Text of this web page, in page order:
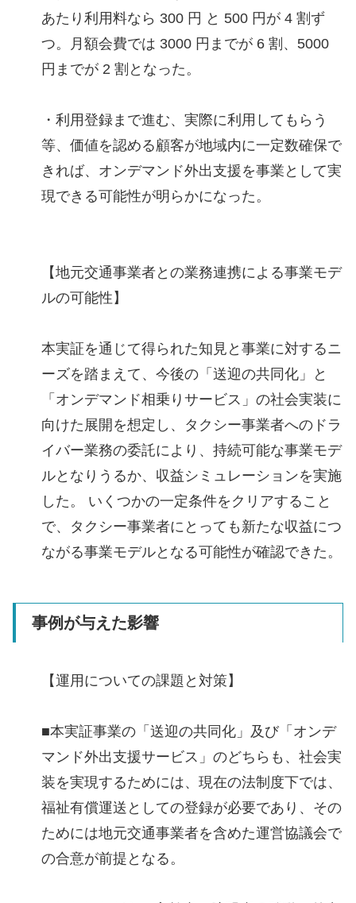
あたり利用料なら 300 円 と 500 円が 4 割ず
つ。月額会費では 3000 円までが 6 割、5000
円までが 2 割となった。
・利用登録まで進む、実際に利用してもらう
等、価値を認める顧客が地域内に一定数確保で
きれば、オンデマンド外出支援を事業として実
現できる可能性が明らかになった。
【地元交通事業者との業務連携による事業モデ
ルの可能性】
本実証を通じて得られた知見と事業に対するニ
ーズを踏まえて、今後の「送迎の共同化」と
「オンデマンド相乗りサービス」の社会実装に
向けた展開を想定し、タクシー事業者へのドラ
イバー業務の委託により、持続可能な事業モデ
ルとなりうるか、収益シミュレーションを実施
した。 いくつかの一定条件をクリアすること
で、タクシー事業者にとっても新たな収益につ
ながる事業モデルとなる可能性が確認できた。
事例が与えた影響
【運用についての課題と対策】
■本実証事業の「送迎の共同化」及び「オンデ
マンド外出支援サービス」のどちらも、社会実
装を実現するためには、現在の法制度下では、
福祉有償運送としての登録が必要であり、その
ためには地元交通事業者を含めた運営協議会で
の合意が前提となる。